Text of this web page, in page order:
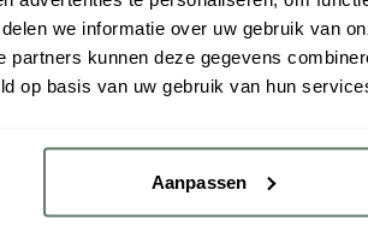
we informatie over uw gebruik van
partners kunnen deze gegevens
op basis van uw gebruik van hun
Aanpassen